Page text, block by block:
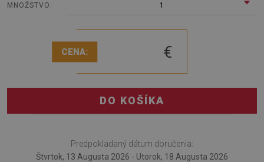
MNOŽSTVO: 1
CENA: €
DO KOŠÍKA
Predpokladaný dátum doručenia:
Štvrtok, 13 Augusta 2026 - Utorok, 18 Augusta 2026